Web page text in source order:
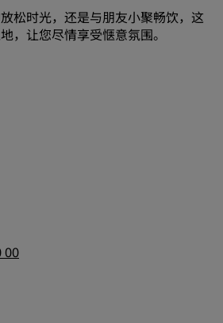
松时光，还是与朋友小聚畅饮，这
，让您尽情享受惬意氛围。
00